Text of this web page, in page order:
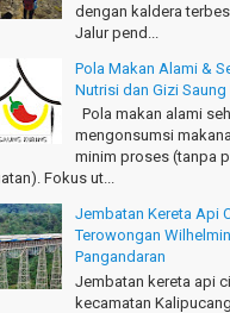
palace
- Fukusima Japan
dengan kaldera
Jalur pend...
Pola Makan Alami &
Nutrisi dan Gizi Saung
Pola makan alami
mengonsumsi
minim proses (tanpa
Fokus ut...
Jembatan Kereta Api
Terowongan
Pangandaran
Jembatan kereta api
kecamatan